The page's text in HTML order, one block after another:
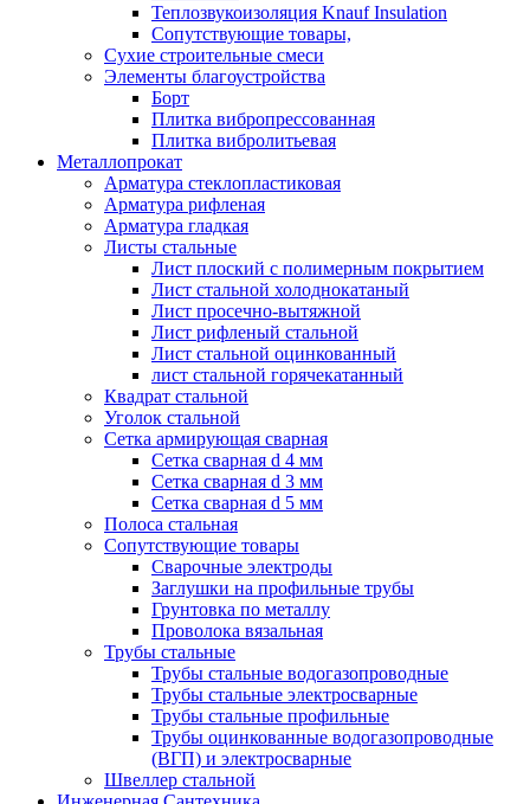
Теплозвукоизоляция Knauf Insulation
Сопутствующие товары,
Сухие строительные смеси
Элементы благоустройства
Борт
Плитка вибропрессованная
Плитка вибролитьевая
Металлопрокат
Арматура стеклопластиковая
Арматура рифленая
Арматура гладкая
Листы стальные
Лист плоский с полимерным покрытием
Лист стальной холоднокатаный
Лист просечно-вытяжной
Лист рифленый стальной
Лист стальной оцинкованный
лист стальной горячекатанный
Квадрат стальной
Уголок стальной
Сетка армирующая сварная
Сетка сварная d 4 мм
Сетка сварная d 3 мм
Сетка сварная d 5 мм
Полоса стальная
Сопутствующие товары
Сварочные электроды
Заглушки на профильные трубы
Грунтовка по металлу
Проволока вязальная
Трубы стальные
Трубы стальные водогазопроводные
Трубы стальные электросварные
Трубы стальные профильные
Трубы оцинкованные водогазопроводные
(ВГП) и электросварные
Швеллер стальной